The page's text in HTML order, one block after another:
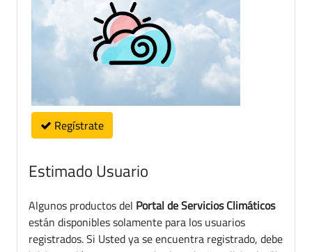
Regístrate
Estimado Usuario
Algunos productos del Portal de Servicios Climáticos
están disponibles solamente para los usuarios
registrados. Si Usted ya se encuentra registrado, debe